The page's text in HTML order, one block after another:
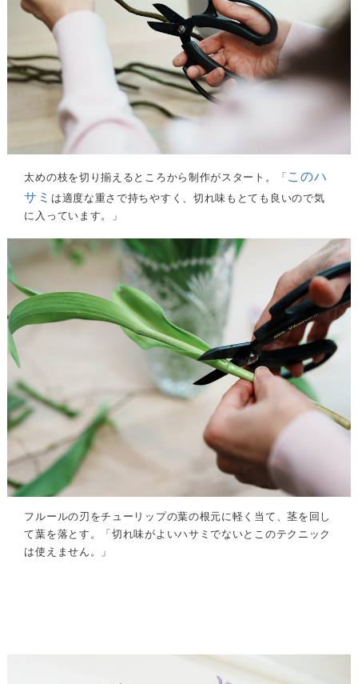
太めの枝を切り揃えるところから制作がスタート。「このハ
サミ は適度な重さで持ちやすく、切れ味もとても良いので気
に入っています。」
フルールの刃をチューリップの葉の根元に軽く当て、茎を回し
て葉を落とす。「切れ味がよいハサミでないとこのテクニック
は使えません。」